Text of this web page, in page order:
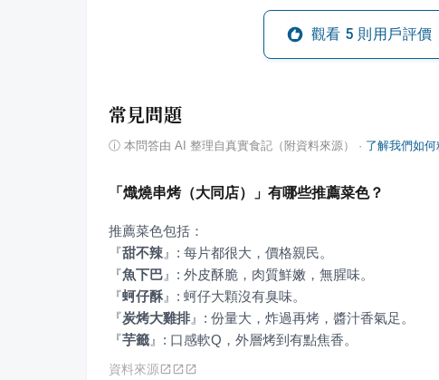
觀看 5 則用戶評價
常見問題
ⓘ 本問答由 AI 整理自真實食記（附資料來源） · 了解我們如何
「熾燒串烤（大同店）」有哪些推薦菜色？
『甜不辣 』
『魚下巴 』
『蚵仔酥 』
『炭烤大雞排』
『芋籤 』 : 口感軟Q，外層烤到有點焦香。
資料來源